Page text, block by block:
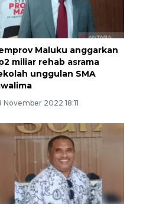
Maluku anggarkan
miliar rehab asrama
unggulan SMA
November 2022 18:11